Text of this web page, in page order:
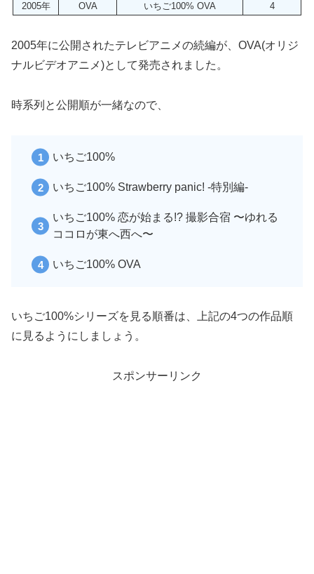
2005年 OVA いちご100% OVA 4
2005年に公開されたテレビアニメの続編が、OVA(オリジ
ナルビデオアニメ)として発売されました。
時系列と公開順が一緒なので、
いちご100%
いちご100% Strawberry panic! -特別編-
いちご100% 恋が始まる!? 撮影合宿 〜ゆれる
ココロが東へ西へ〜
いちご100% OVA
いちご100%シリーズを見る順番は、上記の4つの作品順
に見るようにしましょう。
スポンサーリンク